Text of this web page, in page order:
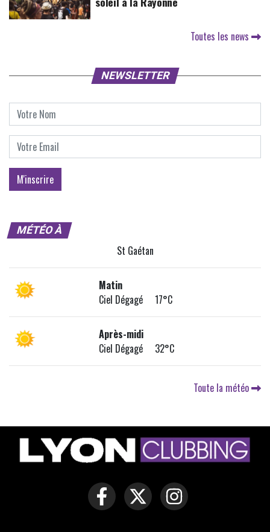
Toutes les news
NEWSLETTER
MÉTÉO À
St Gaétan
Matin
Ciel Dégagé 17°C
Après-midi
Ciel Dégagé 32°C
Toute la météo